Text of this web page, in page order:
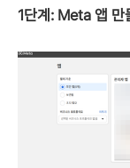
1단계: Meta 앱 만